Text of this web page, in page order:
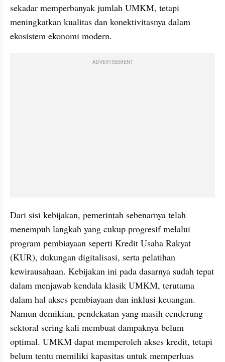
sekadar memperbanyak jumlah UMKM, tetapi
meningkatkan kualitas dan konektivitasnya dalam
ekosistem ekonomi modern.
ADVERTISEMENT
Dari sisi kebijakan, pemerintah sebenarnya telah
menempuh langkah yang cukup progresif melalui
program pembiayaan seperti Kredit Usaha Rakyat
(KUR), dukungan digitalisasi, serta pelatihan
kewirausahaan. Kebijakan ini pada dasarnya sudah tepat
dalam menjawab kendala klasik UMKM, terutama
dalam hal akses pembiayaan dan inklusi keuangan.
Namun demikian, pendekatan yang masih cenderung
sektoral sering kali membuat dampaknya belum
optimal. UMKM dapat memperoleh akses kredit, tetapi
belum tentu memiliki kapasitas untuk memperluas